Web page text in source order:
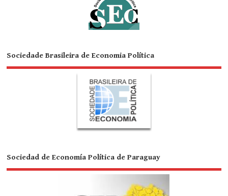
Sociedade Brasileira de Economia Política
Sociedad de Economía Política de Paraguay